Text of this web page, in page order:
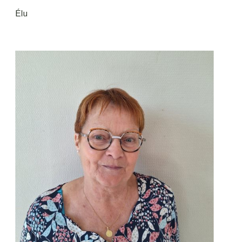
Élu